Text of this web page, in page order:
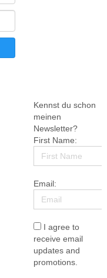
Kennst du schon
meinen
Newsletter?
First Name:
Email:
I agree to
receive email
updates and
promotions.